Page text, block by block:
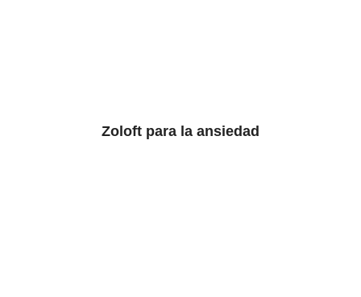
Zoloft para la ansiedad